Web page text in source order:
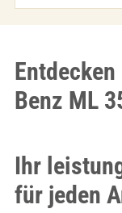
Benz ML
Ihr
für jeden